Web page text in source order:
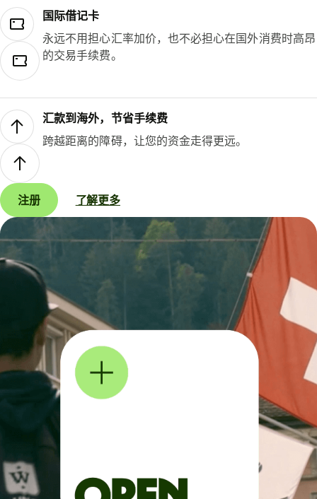
国际借记卡
永远不用担心汇率加价，也不必担心在国外消费时高昂
的交易手续费。
汇款到海外，节省手续费
跨越距离的障碍，让您的资金走得更远。
注册 了解更多